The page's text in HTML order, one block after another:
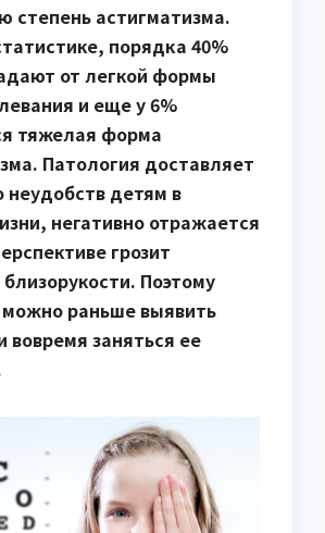
степень астигматизма.
порядка 40%
от легкой формы
и еще у 6%
тяжелая форма
Патология доставляет
неудобств детям в
негативно отражается
грозит
Поэтому
раньше выявить
вовремя заняться ее